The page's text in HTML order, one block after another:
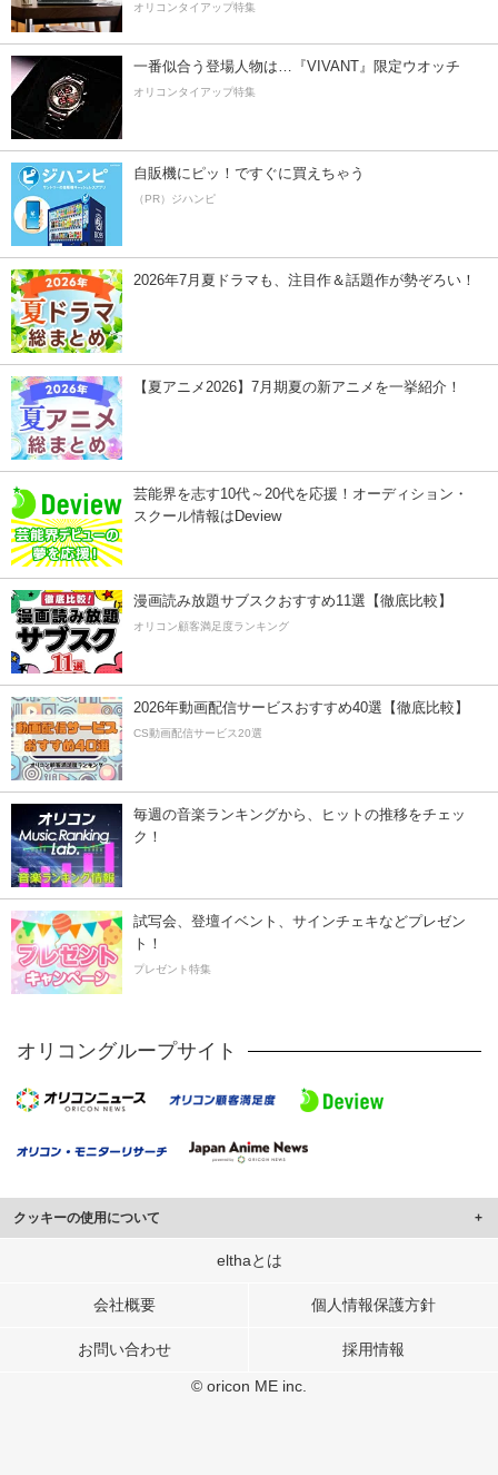
オリコンタイアップ特集
一番似合う登場人物は…『VIVANT』限定ウオッチ
オリコンタイアップ特集
自販機にピッ！ですぐに買えちゃう
（PR）ジハンピ
2026年7月夏ドラマも、注目作＆話題作が勢ぞろい！
【夏アニメ2026】7月期夏の新アニメを一挙紹介！
芸能界を志す10代～20代を応援！オーディション・
スクール情報はDeview
漫画読み放題サブスクおすすめ11選【徹底比較】
オリコン顧客満足度ランキング
2026年動画配信サービスおすすめ40選【徹底比較】
CS動画配信サービス20選
毎週の音楽ランキングから、ヒットの推移をチェッ
ク！
試写会、登壇イベント、サインチェキなどプレゼン
ト！
プレゼント特集
オリコングループサイト
クッキーの使用について
このサイトでは Cookie を使用して、ユーザーに合わせたコンテンツや広告の
行っています。
メディアや広告配信、データ解析の各パートナーに提供しています。
elthaとは
会社概要 個人情報保護方針
お問い合わせ 採用情報
© oricon ME inc.